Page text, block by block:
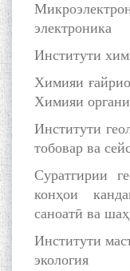
электроника
Институти
Химияи
Химияи
Институти
тобовар ва
Суратгирии
конҳои
саноатӣ ва
Институти
экология